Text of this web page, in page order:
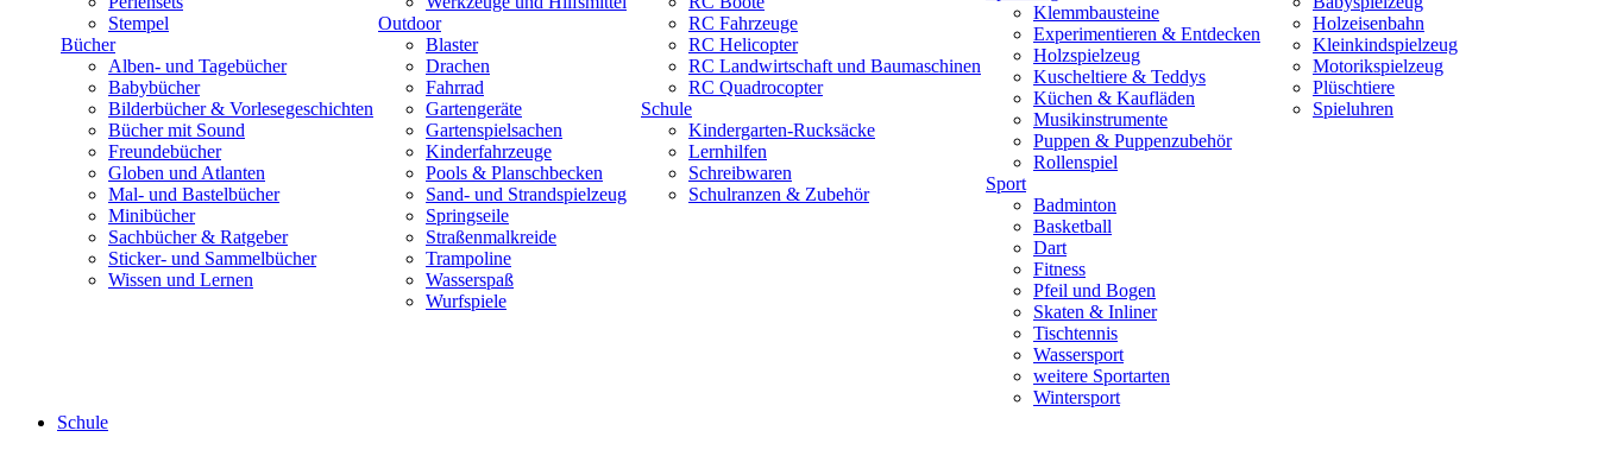
Stempel
Bücher
Alben- und Tagebücher
Babybücher
Bilderbücher & Vorlesegeschichten
Bücher mit Sound
Freundebücher
Globen und Atlanten
Mal- und Bastelbücher
Minibücher
Sachbücher & Ratgeber
Sticker- und Sammelbücher
Wissen und Lernen
Outdoor
Blaster
Drachen
Fahrrad
Gartengeräte
Gartenspielsachen
Kinderfahrzeuge
Pools & Planschbecken
Sand- und Strandspielzeug
Springseile
Straßenmalkreide
Trampoline
Wasserspaß
Wurfspiele
RC Fahrzeuge
RC Helicopter
RC Landwirtschaft und Baumaschinen
RC Quadrocopter
Schule
Kindergarten-Rucksäcke
Lernhilfen
Schreibwaren
Schulranzen & Zubehör
Klemmbausteine
Experimentieren & Entdecken
Holzspielzeug
Kuscheltiere & Teddys
Küchen & Kaufläden
Musikinstrumente
Puppen & Puppenzubehör
Rollenspiel
Sport
Badminton
Basketball
Dart
Fitness
Pfeil und Bogen
Skaten & Inliner
Tischtennis
Wassersport
weitere Sportarten
Wintersport
Holzeisenbahn
Kleinkindspielzeug
Motorikspielzeug
Plüschtiere
Spieluhren
Schule